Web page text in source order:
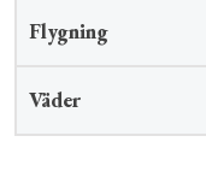
Flygning
Väder